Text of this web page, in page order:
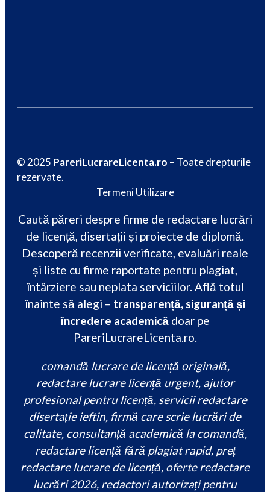
© 2025 PareriLucrareLicenta.ro – Toate drepturile
rezervate.
Termeni Utilizare
Caută păreri despre firme de redactare lucrări
de licență, disertații și proiecte de diplomă.
Descoperă recenzii verificate, evaluări reale
și liste cu firme raportate pentru plagiat,
întârziere sau neplata serviciilor. Află totul
înainte să alegi – transparență, siguranță și
încredere academicădoar pe
PareriLucrareLicenta.ro.
comandă lucrare de licență originală,
redactare lucrare licență urgent, ajutor
profesional pentru licență, servicii redactare
disertație ieftin, firmă care scrie lucrări de
calitate, consultanță academică la comandă,
redactare licență fără plagiat rapid, preț
redactare lucrare de licență, oferte redactare
lucrări 2026, redactori autorizați pentru